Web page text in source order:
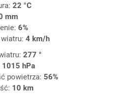
22 °C
mm
6%
4 km/h
277 °
1015 hPa
powietrza: 56%
10 km